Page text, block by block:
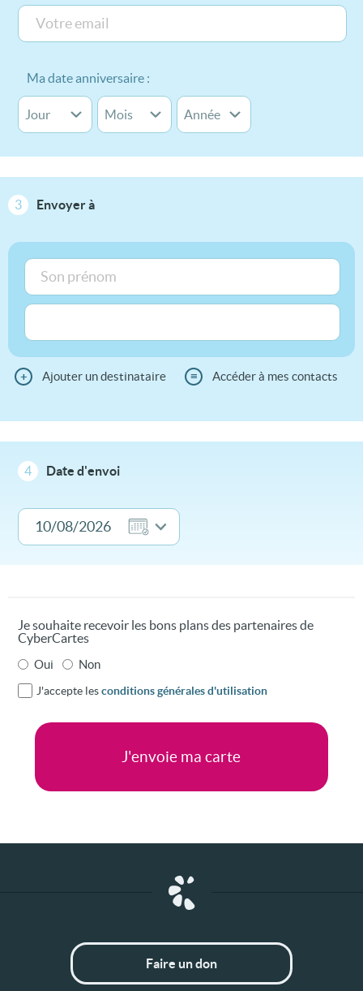
Ma date anniversaire :
3 Envoyer à
+ Ajouter un destinataire ≡ Accéder à mes contacts
4 Date d'envoi
Je souhaite recevoir les bons plans des partenaires de
CyberCartes
Oui Non
J'accepte lesconditions générales d'utilisation
Faire un don